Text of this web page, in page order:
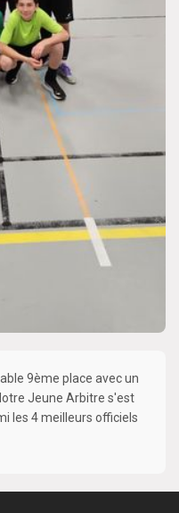
9ème place avec un
Jeune Arbitre s'est
les 4 meilleurs officiels